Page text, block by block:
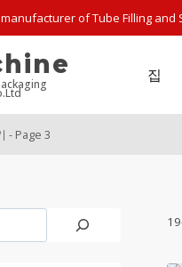
of Tube Filling and
집
- Page 3